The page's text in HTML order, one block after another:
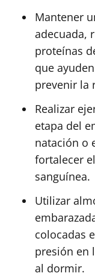
Mantener
adecuada,
proteínas
que
prevenir la
Realizar
etapa del
natación o
fortalecer
sanguínea.
Utilizar
colocadas
presión en
al dormir.